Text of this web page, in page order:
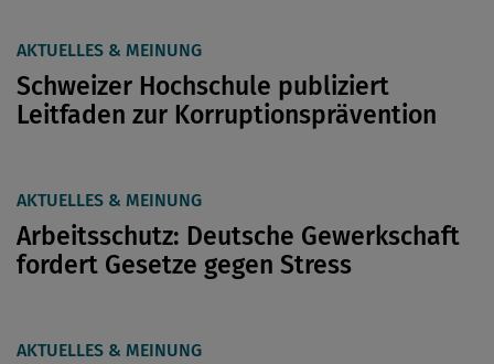
AKTUELLES & MEINUNG
Schweizer Hochschule publiziert
Leitfaden zur Korruptionsprävention
AKTUELLES & MEINUNG
Arbeitsschutz: Deutsche Gewerkschaft
fordert Gesetze gegen Stress
AKTUELLES & MEINUNG